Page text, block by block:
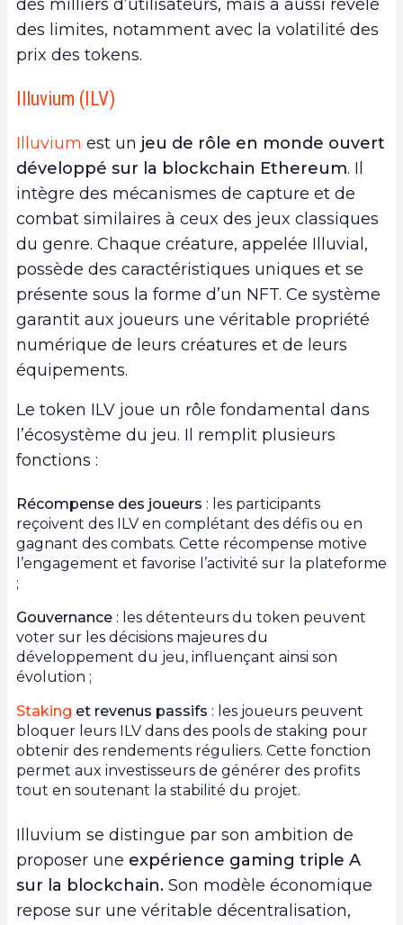
des milliers d’utilisateurs, mais a aussi révélé
des limites, notamment avec la volatilité des
prix des tokens.
Illuvium (ILV)
Illuvium est un jeu de rôle en monde ouvert
développé sur la blockchain Ethereum. Il
intègre des mécanismes de capture et de
combat similaires à ceux des jeux classiques
du genre. Chaque créature, appelée Illuvial,
possède des caractéristiques uniques et se
présente sous la forme d’un NFT. Ce système
garantit aux joueurs une véritable propriété
numérique de leurs créatures et de leurs
équipements.
Le token ILV joue un rôle fondamental dans
l’écosystème du jeu. Il remplit plusieurs
fonctions :
Récompense des joueurs : les participants
reçoivent des ILV en complétant des défis ou en
gagnant des combats. Cette récompense motive
l’engagement et favorise l’activité sur la plateforme
;
Gouvernance : les détenteurs du token peuvent
voter sur les décisions majeures du
développement du jeu, influençant ainsi son
évolution ;
Staking et revenus passifs : les joueurs peuvent
bloquer leurs ILV dans des pools de staking pour
obtenir des rendements réguliers. Cette fonction
permet aux investisseurs de générer des profits
tout en soutenant la stabilité du projet.
Illuvium se distingue par son ambition de
proposer une expérience gaming triple A
sur la blockchain. Son modèle économique
repose sur une véritable décentralisation,